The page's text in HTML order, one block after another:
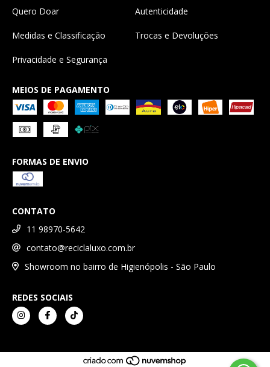
Quero Doar Autenticidade
Medidas e Classificação Trocas e Devoluções
Privacidade e Segurança
MEIOS DE PAGAMENTO
FORMAS DE ENVIO
CONTATO
11 98970-5642
contato@reciclaluxo.com.br
Showroom no bairro de Higienópolis - São Paulo
REDES SOCIAIS